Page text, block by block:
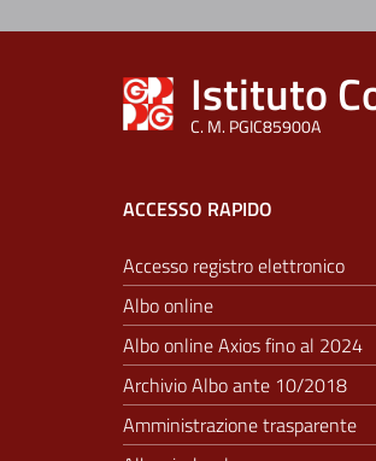
Istituto
C. M. PGIC85900A
ACCESSO RAPIDO
Accesso registro elettronico
Albo online
Albo online Axios fino al 2024
Archivio Albo ante 10/2018
Amministrazione trasparente